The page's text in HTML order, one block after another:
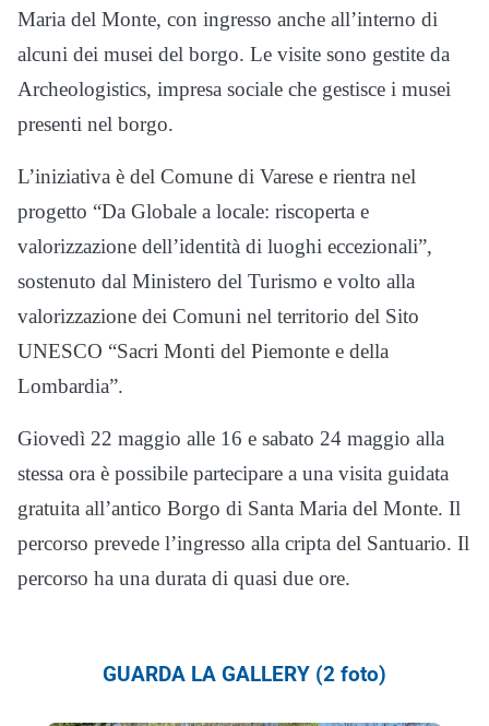
Maria del Monte, con ingresso anche all’interno di
alcuni dei musei del borgo. Le visite sono gestite da
Archeologistics, impresa sociale che gestisce i musei
presenti nel borgo.
L’iniziativa è del Comune di Varese e rientra nel
progetto “Da Globale a locale: riscoperta e
valorizzazione dell’identità di luoghi eccezionali”,
sostenuto dal Ministero del Turismo e volto alla
valorizzazione dei Comuni nel territorio del Sito
UNESCO “Sacri Monti del Piemonte e della
Lombardia”.
Giovedì 22 maggio alle 16 e sabato 24 maggio alla
stessa ora è possibile partecipare a una visita guidata
gratuita all’antico Borgo di Santa Maria del Monte. Il
percorso prevede l’ingresso alla cripta del Santuario. Il
percorso ha una durata di quasi due ore.
GUARDA LA GALLERY (2 foto)